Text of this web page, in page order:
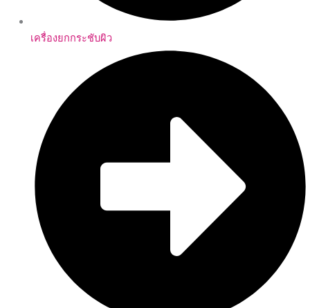
เครื่องยกกระชับผิว